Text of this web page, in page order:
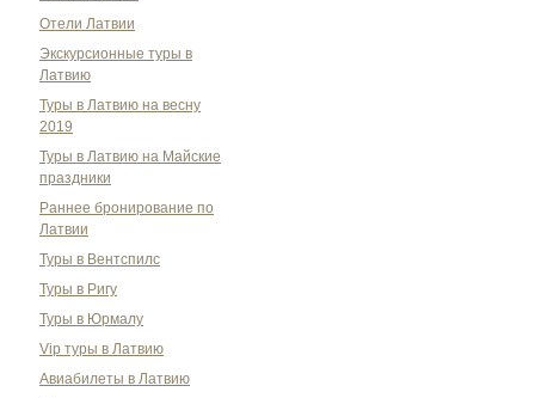
Отели Латвии
Экскурсионные туры в
Латвию
Туры в Латвию на весну
2019
Туры в Латвию на Майские
праздники
Раннее бронирование по
Латвии
Туры в Вентспилс
Туры в Ригу
Туры в Юрмалу
Vip туры в Латвию
Авиабилеты в Латвию